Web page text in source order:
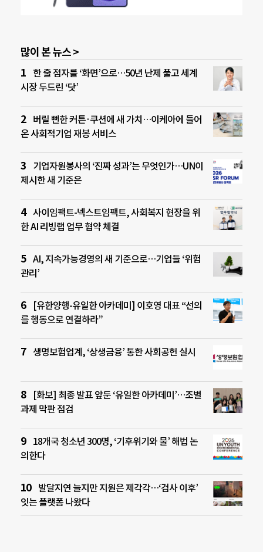
많이 본 뉴스 >
한 줄 점자를 ‘화면’으로…50년 난제 풀고 세계
시장 두드린 ‘닷’
버릴 뻔한 커튼·쿠션에 새 가치…이케아에 들어
온 사회적기업 재봉 서비스
기업자원봉사의 ‘진짜 성과’는 무엇인가…UN이
제시한 새 기준은
사이임팩트-넥스트임팩트, 사회복지 현장을 위
한 AI 리빙랩 업무 협약 체결
AI, 지속가능경영의 새 기준으로…기업들 ‘위험
관리’
[유한양행-유일한 아카데미] 이호영 대표 “선의
를 행동으로 연결하라”
생명보험업계, ‘상생금융’ 통한 사회공헌 실시
[화보] 최종 발표 앞둔 ‘유일한 아카데미’…조별
과제 막판 점검
18개국 청소년 300명, ‘기후위기와 물’ 해법 논
의한다
발달지연 늘지만 지원은 제각각…‘검사 이후’
잇는 플랫폼 나왔다